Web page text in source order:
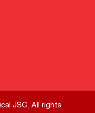
JSC. All rights